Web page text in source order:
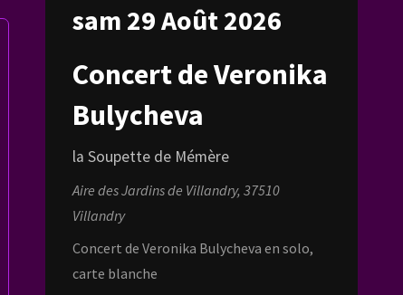
sam 29 Août 2026
Concert de Veronika
Bulycheva
la Soupette de Mémère
Aire des Jardins de Villandry, 37510
Villandry
Concert de Veronika Bulycheva en solo,
carte blanche